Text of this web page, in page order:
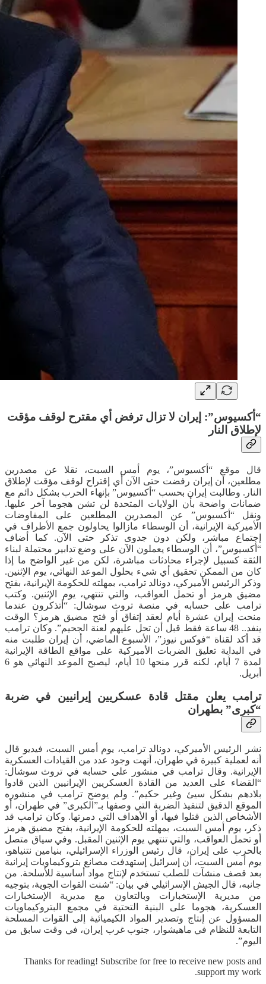
“أكسيوس”: إيران لا تزال ترفض أي مقترح لوقف مؤقت
لإطلاق النار
قال موقع “أكسيوس”، يوم أمس السبت، نقلا عن مصدرين
مطلعين، أن إيران رفضت حتى الآن أي إقتراح لوقف مؤقت لإطلاق
النار. وطالبت إيران بحسب “أكسيوس” بإنهاء الحرب بشكل دائم مع
ضمانات واضحة بأن الولايات المتحدة لن تشن هجوما آخر عليها.
ونقل “أكسيوس” عن المصدرين المطلعين على المفاوضات
الأميركية الإيرانية، أن الوسطاء مازالوا يحاولون جمع الأطراف في
إجتماع مباشر، ولكن دون جدوى تذكر حتى الآن. كما أضاف
“أكسيوس”، أن الوسطاء يعملون الآن على وضع تدابير محتملة لبناء
الثقة كسبيل لإجراء محادثات مباشرة، لكن من غير الواضح ما إذا
كان من الممكن تحقيق أي شيء بحلول الموعد النهائي، يوم الإثنين.
وذكر الرئيس الأميركي، دونالد ترامب، بمهلته للحكومة الإيرانية، بفتح
مضيق هرمز أو تحمل العواقب، والتي تنتهي، يوم الإثنين. وكتب
ترامب على حسابه في منصة تروث سوشال: “أتذكرون عندما
منحت إيران عشرة أيام لعقد إتفاق أو فتح مضيق هرمز؟ الوقت
ينفد.. 48 ساعة فقط قبل أن تحل عليهم لعنة الجحيم”. وكان ترامب
قد أكد لقناة “فوكس نيوز”، الأسبوع الماضي، أن إيران طلبت منه
في البداية تعليق الضربات الأميركية على مواقع الطاقة الإيرانية
لمدة 7 أيام، لكنه قرر منحها 10 أيام، ليصبح الموعد النهائي هو 6
أبريل.
ترامب يعلن مقتل قادة عسكريين إيرانيين في ضربة
“كبرى” بطهران
نشر الرئيس الأميركي، دونالد ترامب، يوم أمس السبت، فيديو قال
أنه لعملية كبيرة في طهران، أنهت وجود عدد من القيادات العسكرية
الإيرانية. وقال ترامب في منشور على حسابه في تروث سوشال:
“القضاء على العديد من القادة العسكريين الإيرانيين الذين قادوا
بلادهم بشكل سيئ وغير حكيم”. ولم يوضح ترامب في منشوره
الموقع الدقيق لتنفيذ الضربة التي وصفها بـ”الكبرى” في طهران، أو
الأشخاص الذين قتلوا فيها، أو الأهداف التي دمرتها. وكان ترامب قد
ذكر، يوم أمس السبت، بمهلته للحكومة الإيرانية، بفتح مضيق هرمز
أو تحمل العواقب، والتي تنتهي يوم الإثنين المقبل. وفي سياق متصل
بالحرب على إيران، قال رئيس الوزراء الإسرائيلي، بنيامين نتنياهو،
يوم أمس السبت، أن إسرائيل إستهدفت مصانع بتروكيماويات إيرانية
بعد قصف منشآت للصلب تستخدم لإنتاج مواد أساسية للأسلحة. من
جانبه، قال الجيش الإسرائيلي في بيان: “شنت القوات الجوية، بتوجيه
من مديرية الإستخبارات وبالتعاون مع مديرية الإستخبارات
العسكرية، هجوما على البنية التحتية في مجمع البتروكيماويات
المسؤول عن إنتاج وتصدير المواد الكيميائية إلى القوات المسلحة
التابعة للنظام في ماهيشوار، جنوب غرب إيران، في وقت سابق من
اليوم”.
Thanks for reading! Subscribe for free to receive new posts and
support my work.